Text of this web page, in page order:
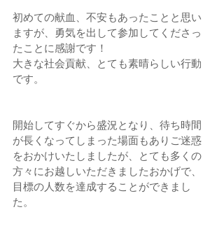
初めての献血、不安もあったことと思い
ますが、勇気を出して参加してくださっ
たことに感謝です！
大きな社会貢献、とても素晴らしい行動
です。
開始してすぐから盛況となり、待ち時間
が長くなってしまった場面もありご迷惑
をおかけいたしましたが、とても多くの
方々にお越しいただきましたおかげで、
目標の人数を達成することができまし
た。